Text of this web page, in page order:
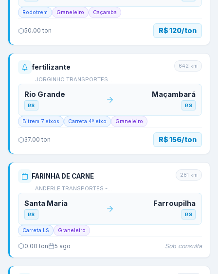
Rodotrem Graneleiro Caçamba
50.00 ton R$ 120/ton
fertilizante
JORGINHO TRANSPORTES…
642 km
Rio Grande
RS
Maçambará
RS
Bitrem 7 eixos Carreta 4º eixo Graneleiro
37.00 ton R$ 156/ton
FARINHA DE CARNE
ANDERLE TRANSPORTES -…
281 km
Santa Maria
RS
Farroupilha
RS
Carreta LS Graneleiro
0.00 ton 5 ago Sob consulta